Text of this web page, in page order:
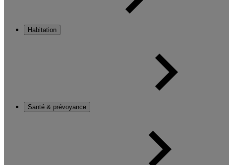
Habitation
Santé & prévoyance